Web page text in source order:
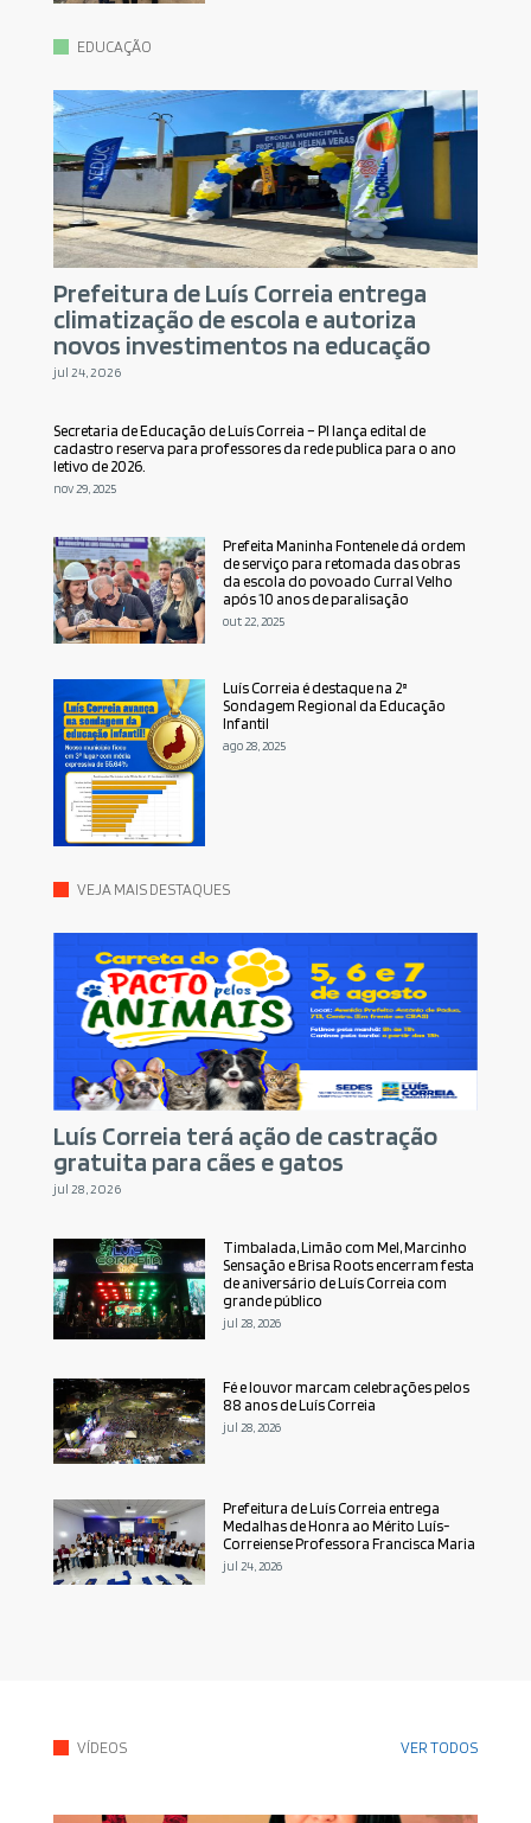
EDUCAÇÃO
Prefeitura de Luís Correia entrega
climatização de escola e autoriza
novos investimentos na educação
jul 24, 2026
Secretaria de Educação de Luís Correia – PI lança edital de
cadastro reserva para professores da rede publica para o ano
letivo de 2026.
nov 29, 2025
Prefeita Maninha Fontenele dá ordem
de serviço para retomada das obras
da escola do povoado Curral Velho
após 10 anos de paralisação
out 22, 2025
Luís Correia é destaque na 2ª
Sondagem Regional da Educação
Infantil
ago 28, 2025
VEJA MAIS DESTAQUES
Luís Correia terá ação de castração
gratuita para cães e gatos
jul 28, 2026
Timbalada, Limão com Mel, Marcinho
Sensação e Brisa Roots encerram festa
de aniversário de Luís Correia com
grande público
jul 28, 2026
Fé e louvor marcam celebrações pelos
88 anos de Luís Correia
jul 28, 2026
Prefeitura de Luís Correia entrega
Medalhas de Honra ao Mérito Luís-
Correiense Professora Francisca Maria
jul 24, 2026
VÍDEOS VER TODOS